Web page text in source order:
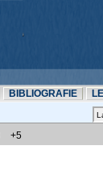
BIBLIOGRAFIE
+5